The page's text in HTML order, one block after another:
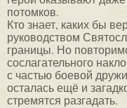
потомков.
Кто знает, каких бы
руководством
границы. Но
сослагательного
с частью боевой
осталась ещё и
стремятся разгадать.